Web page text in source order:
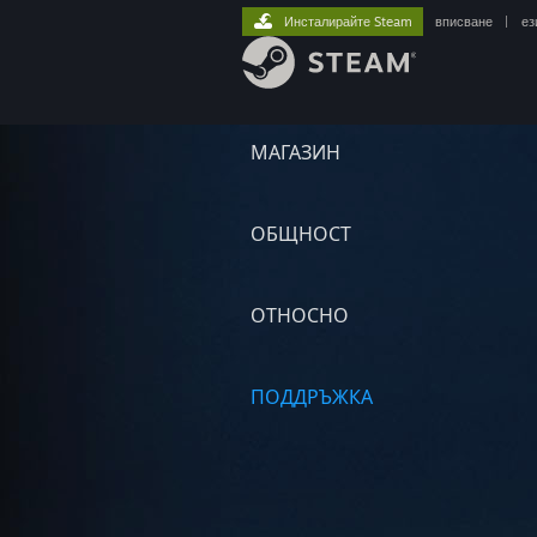
МАГАЗИН
ОБЩНОСТ
ОТНОСНО
ПОДДРЪЖКА
Инсталирайте Steam вписване